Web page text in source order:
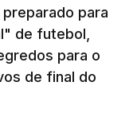
para
de futebol,
para o
de final do